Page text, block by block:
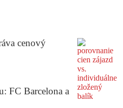
cenový
FC Barcelona a